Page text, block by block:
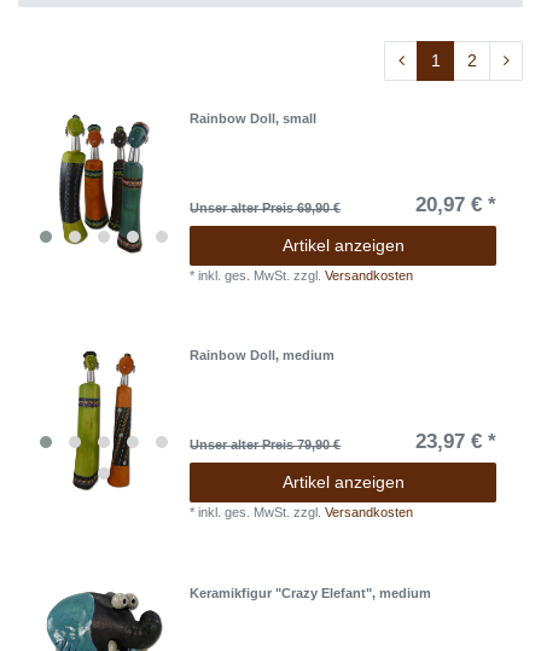
1 2
Rainbow Doll, small
Unser alter Preis 69,90 € 20,97 € *
Artikel anzeigen
*inkl. ges. MwSt. zzgl.Versandkosten
Rainbow Doll, medium
Unser alter Preis 79,90 € 23,97 € *
Artikel anzeigen
*inkl. ges. MwSt. zzgl.Versandkosten
Keramikfigur "Crazy Elefant", medium